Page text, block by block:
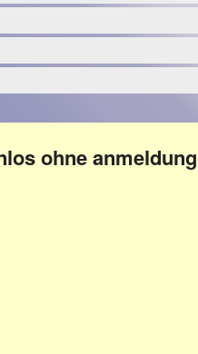
ohne anmeldung